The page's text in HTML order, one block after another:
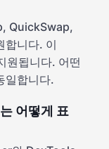
QuickSwap,
합니다. 이
원됩니다. 어떤
일합니다.
어떻게 표